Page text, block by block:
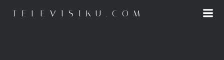
to
TELEVISIKU.COM